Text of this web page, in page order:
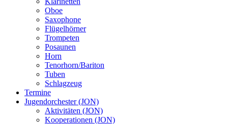
Oboe
Saxophone
Flügelhörner
Trompeten
Posaunen
Horn
Tenorhorn/Bariton
Tuben
Schlagzeug
Termine
Jugendorchester (JON)
Aktivitäten (JON)
Kooperationen (JON)